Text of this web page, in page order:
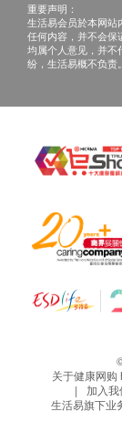
* 当水流
更换一次
使用期为
重要声明：
生活易会员於本网站
任何内容，并不会保
均属个人意见，并不
纷，生活易概不负责
关于健康网
加入我
生活易旗下业